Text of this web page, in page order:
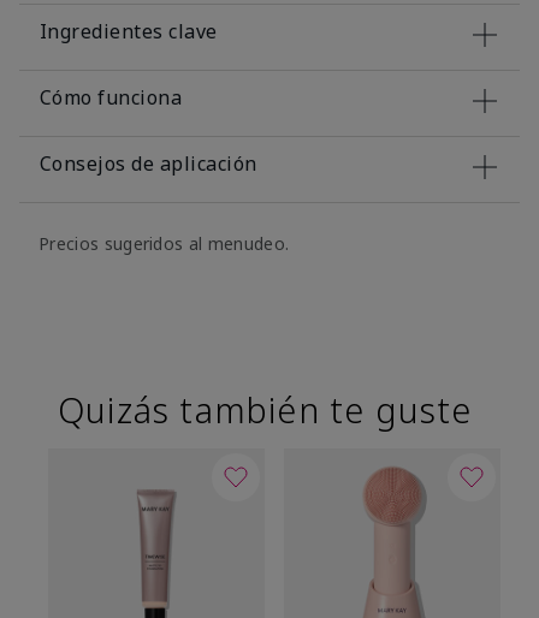
Ingredientes clave
Cómo funciona
Consejos de aplicación
Precios sugeridos al menudeo.
Quizás también te guste